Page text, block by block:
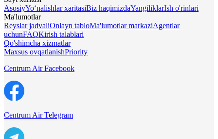
AsosiyYo‘nalishlar xaritasiBiz haqimizdaYangiliklarIsh o'rinlari
Ma'lumotlar
Reyslar jadvaliOnlayn tabloMa'lumotlar markaziAgentlar
uchunFAQKirish talablari
Qo'shimcha xizmatlar
Maxsus ovqatlanishPriority
Centrum Air Facebook
Centrum Air Telegram